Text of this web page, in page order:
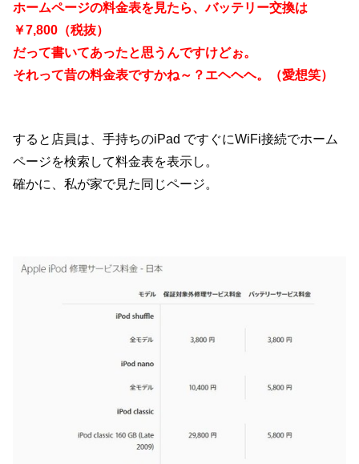
ホームページの料金表を見たら、バッテリー交換は
￥7,800（税抜）
だって書いてあったと思うんですけどぉ。
それって昔の料金表ですかね～？エヘヘヘ。（愛想笑）
すると店員は、手持ちのiPad ですぐにWiFi接続でホーム
ページを検索して料金表を表示し。
確かに、私が家で見た同じページ。